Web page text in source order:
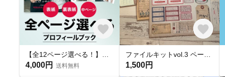
4,000円 送料無料 1,500円